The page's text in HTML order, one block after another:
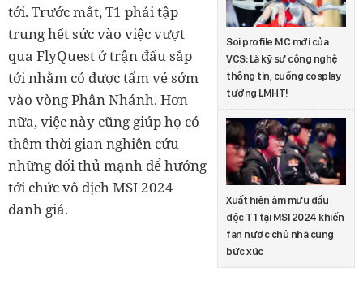
Soi profile MC mới của
VCS: Là kỹ sư công nghệ
thông tin, cuồng cosplay
tướng LMHT!
Xuất hiện âm mưu đầu
độc T1 tại MSI 2024 khiến
fan nước chủ nhà cũng
bức xúc
tới. Trước mắt, T1 phải tập
trung hết sức vào việc vượt
qua FlyQuest ở trận đấu sắp
tới nhằm có được tấm vé sớm
vào vòng Phân Nhánh. Hơn
nữa, việc này cũng giúp họ có
thêm thời gian nghiên cứu
những đối thủ mạnh để hướng
tới chức vô địch MSI 2024
danh giá.